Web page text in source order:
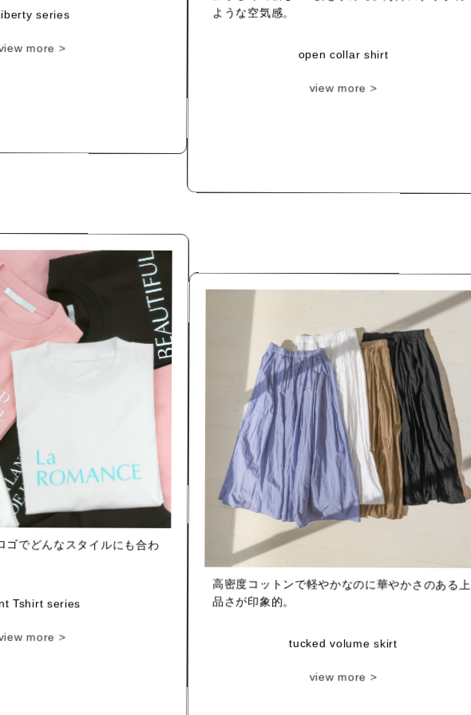
series ような空気感。
open collar shirt
ゴでどんなスタイルにも合わ
Tshirt series
高密度コットンで軽やかなのに華やかさのある上
品さが印象的。
tucked volume skirt